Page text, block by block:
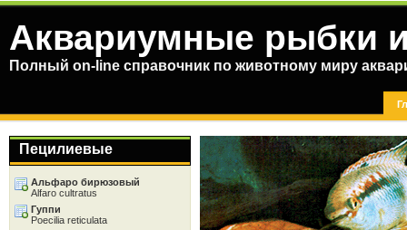
Аквариумные рыбки
Полный on-line справочник по животному миру
Пецилиевые
Альфаро бирюзовый
Alfaro cultratus
Гуппи
Poecilia reticulata